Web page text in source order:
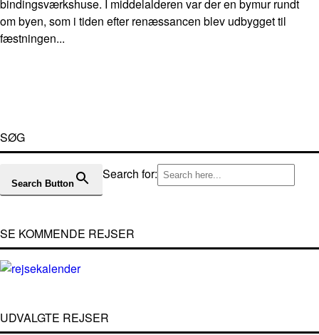
bindingsværkshuse. I middelalderen var der en bymur rundt
om byen, som i tiden efter renæssancen blev udbygget til
fæstningen...
SØG
Search for:
Search Button
SE KOMMENDE REJSER
UDVALGTE REJSER